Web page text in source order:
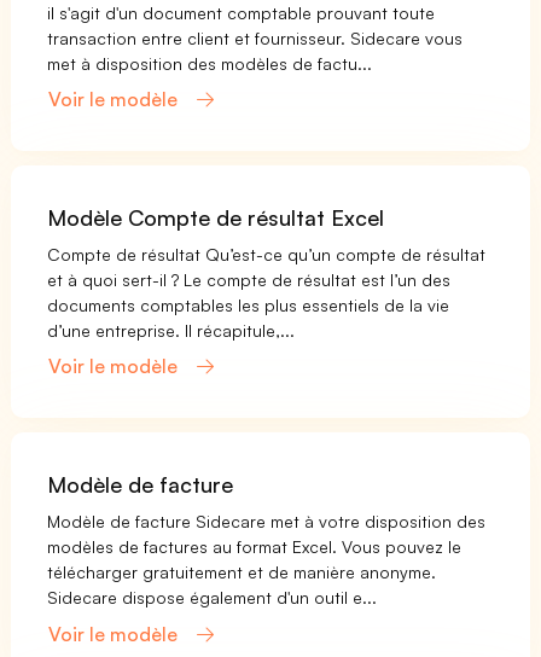
il s'agit d'un document comptable prouvant toute
transaction entre client et fournisseur. Sidecare vous
met à disposition des modèles de factu...
Voir le modèle
Modèle Compte de résultat Excel
Compte de résultat Qu’est-ce qu’un compte de résultat
et à quoi sert-il ? Le compte de résultat est l’un des
documents comptables les plus essentiels de la vie
d’une entreprise. Il récapitule,...
Voir le modèle
Modèle de facture
Modèle de facture Sidecare met à votre disposition des
modèles de factures au format Excel. Vous pouvez le
télécharger gratuitement et de manière anonyme.
Sidecare dispose également d'un outil e...
Voir le modèle